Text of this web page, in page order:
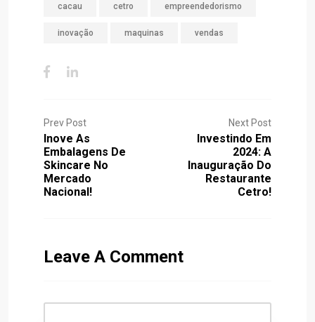
cacau cetro empreendedorismo
inovação maquinas vendas
Prev Post
Inove As
Embalagens De
Skincare No
Mercado
Nacional!
Next Post
Investindo Em
2024: A
Inauguração Do
Restaurante
Cetro!
Leave A Comment